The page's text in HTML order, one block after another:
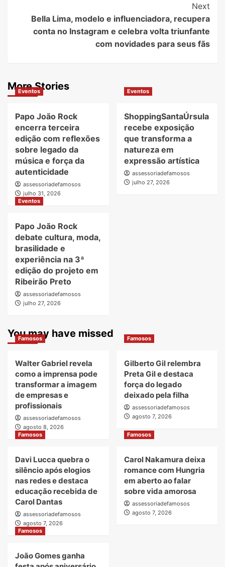
Next
Bella Lima, modelo e influenciadora, recupera
conta no Instagram e celebra volta triunfante
com novidades para seus fãs
More Stories
Eventos
Papo João Rock
encerra terceira
edição com reflexões
sobre legado da
música e força da
autenticidade
assessoriadefamosos
julho 31, 2026
Eventos
ShoppingSantaÚrsula
recebe exposição
que transforma a
natureza em
expressão artística
assessoriadefamosos
julho 27, 2026
Eventos
Papo João Rock
debate cultura, moda,
brasilidade e
experiência na 3ª
edição do projeto em
Ribeirão Preto
assessoriadefamosos
julho 27, 2026
You may have missed
Famosos
Walter Gabriel revela
como a imprensa pode
transformar a imagem
de empresas e
profissionais
assessoriadefamosos
agosto 8, 2026
Famosos
Gilberto Gil relembra
Preta Gil e destaca
força do legado
deixado pela filha
assessoriadefamosos
agosto 7, 2026
Famosos
Davi Lucca quebra o
silêncio após elogios
nas redes e destaca
educação recebida de
Carol Dantas
assessoriadefamosos
agosto 7, 2026
Famosos
Carol Nakamura deixa
romance com Hungria
em aberto ao falar
sobre vida amorosa
assessoriadefamosos
agosto 7, 2026
Famosos
João Gomes ganha